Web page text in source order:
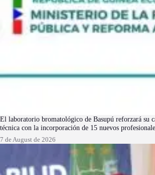
El laboratorio bromatológico de Basupú reforzará su
técnica con la incorporación de 15 nuevos
7 de August de 2026